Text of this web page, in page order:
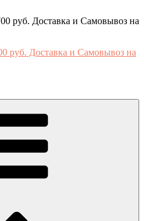
руб. Доставка и Самовывоз на